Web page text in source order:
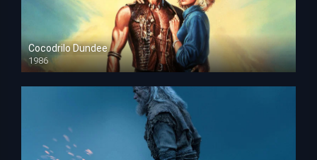
Cocodrilo Dundee
1986
HD 1080p